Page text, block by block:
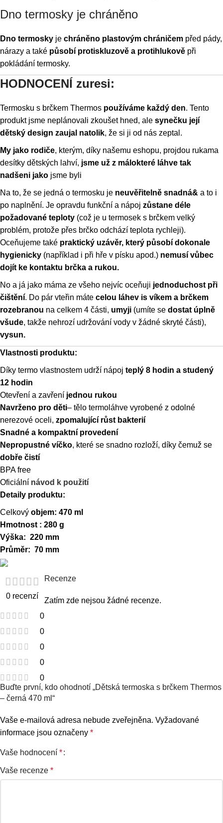
Dno termosky je chráněno
Dno termosky je chráněno plastovým chráničem před pády,
nárazy a také působí protiskluzově a protihlukově při
pokládání termosky.
HODNOCENÍ zuresi:
Termosku s brčkem Thermos používáme každý den. Tento
produkt jsme neplánovali zkoušet hned, ale synečku její
dětský design zaujal natolik, že si ji od nás zeptal.
My jako rodiče, kterým, díky našemu eshopu, projdou rukama
desítky dětských lahví, jsme už z málokteré láhve tak
nadšeni jako jsme byli
Na to, že se jedná o termosku je neuvěřitelně snadná& a to i
po naplnění. Je opravdu funkční a nápoj zůstane déle
požadované teploty (což je u termosek s brčkem velký
problém, protože přes brčko odchází teplota rychleji).
Oceňujeme také praktický uzávěr, který působí dokonale
hygienicky (například i při hře v písku apod.) nemusí vůbec
dojít ke kontaktu brčka a rukou.
No a já jako máma ze všeho nejvíc oceňuji jednoduchost při
čištění. Do pár vteřin máte celou láhev is víkem a brčkem
rozebranou na celkem 4 části, umyji (umíte se dostat úplně
všude, takže nehrozí udržování vody v žádné skryté části),
vysun.
Vlastnosti produktu:
Díky termo vlastnostem udrží nápoj teplý 8 hodin a studený
12 hodin
Otevření a zavření jednou rukou
Navrženo pro děti– tělo termoláhve vyrobené z odolné
nerezové oceli, zpomalující růst bakterií
Snadné a kompaktní provedení
Nepropustné víčko, které se snadno rozloží, díky čemuž se
dobře čistí
BPA free
Oficiální návod k použití
Detaily produktu:
Celkový objem: 470 ml
Hmotnost : 280 g
Výška: 220 mm
Průměr: 70 mm
0 recenzí
0
0
0
0
0
Recenze
Zatím zde nejsou žádné recenze.
Buďte první, kdo ohodnotí „Dětská termoska s brčkem Thermos
– černá 470 ml“
Vaše e-mailová adresa nebude zveřejněna. Vyžadované
informace jsou označeny *
Vaše hodnocení *
Vaše recenze *